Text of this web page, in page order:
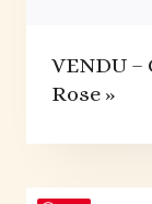
VENDU
Rose »